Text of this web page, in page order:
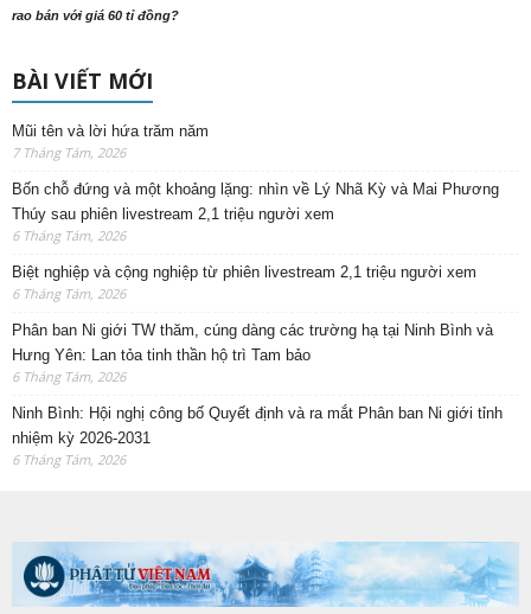
rao bán với giá 60 tỉ đồng?
BÀI VIẾT MỚI
Mũi tên và lời hứa trăm năm
7 Tháng Tám, 2026
Bốn chỗ đứng và một khoảng lặng: nhìn về Lý Nhã Kỳ và Mai Phương
Thúy sau phiên livestream 2,1 triệu người xem
6 Tháng Tám, 2026
Biệt nghiệp và cộng nghiệp từ phiên livestream 2,1 triệu người xem
6 Tháng Tám, 2026
Phân ban Ni giới TW thăm, cúng dàng các trường hạ tại Ninh Bình và
Hưng Yên: Lan tỏa tinh thần hộ trì Tam bảo
6 Tháng Tám, 2026
Ninh Bình: Hội nghị công bố Quyết định và ra mắt Phân ban Ni giới tỉnh
nhiệm kỳ 2026-2031
6 Tháng Tám, 2026